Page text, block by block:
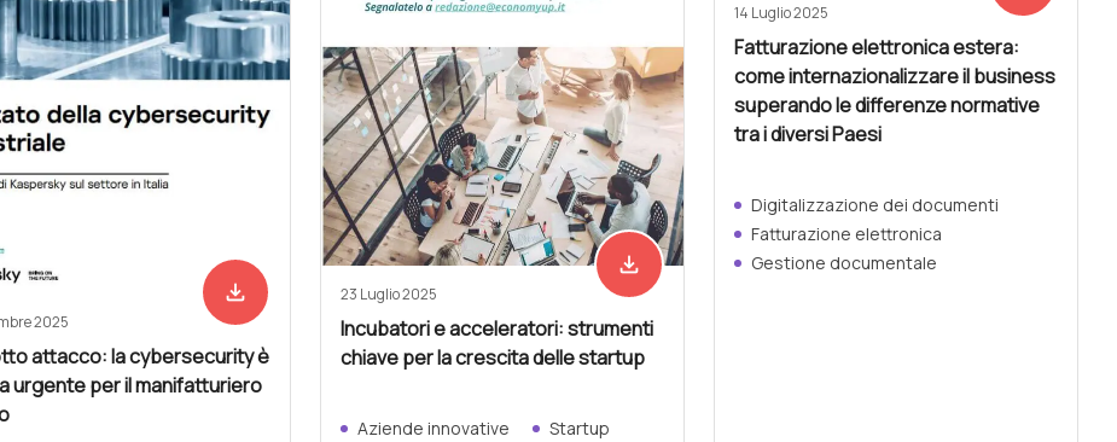
Scarica adesso
file_download
2025
attacco: la cybersecurity è
urgente per il manifatturiero
Scarica adesso
file_download
23 Luglio 2025
Incubatori e acceleratori: strumenti
chiave per la crescita delle startup
Aziende innovative Startup
14 Luglio 2025
Fatturazione elettronica estera:
come internazionalizzare il business
superando le differenze normative
tra i diversi Paesi
Digitalizzazione dei documenti
Fatturazione elettronica
Gestione documentale